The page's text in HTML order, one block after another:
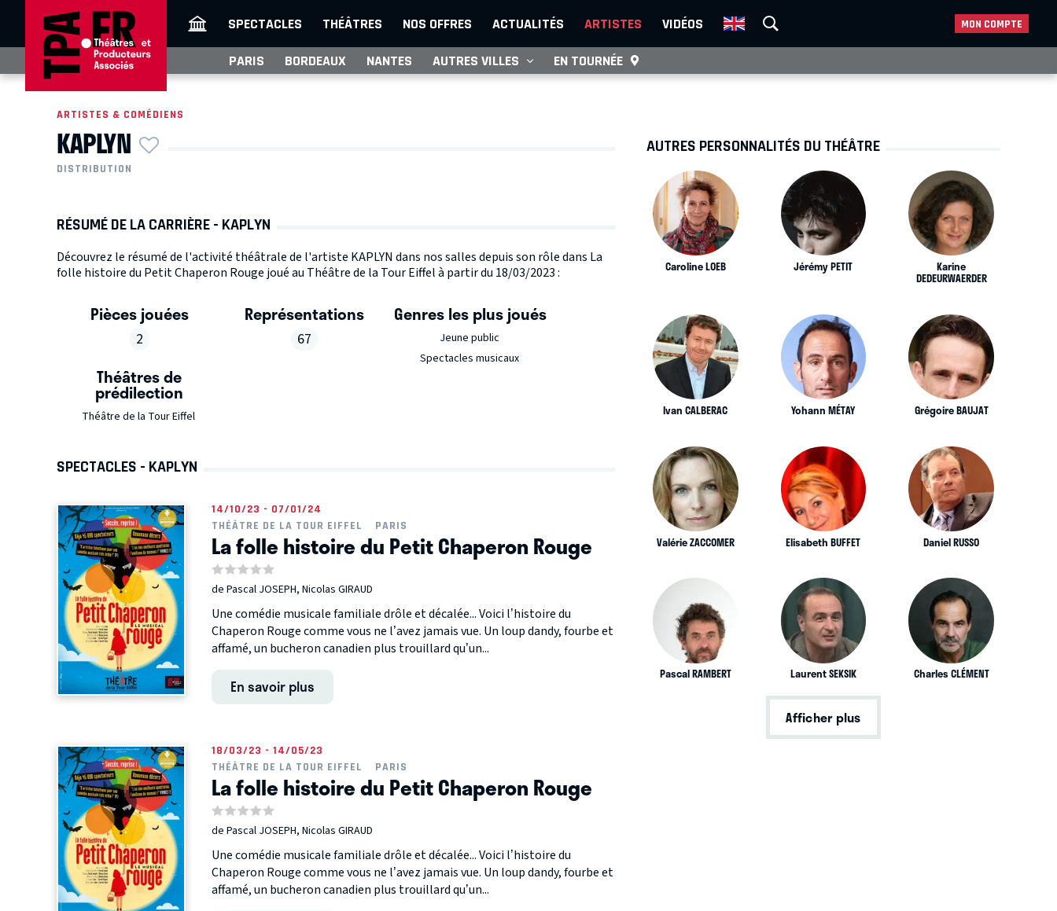
SPECTACLES THÉÂTRES NOS OFFRES ACTUALITÉS ARTISTES VIDÉOS MON COMPTE
PARIS BORDEAUX NANTES AUTRES VILLES EN TOURNÉE
ARTISTES & COMÉDIENS
KAPLYN
DISTRIBUTION
RÉSUMÉ DE LA CARRIÈRE - KAPLYN
Découvrez le résumé de l'activité théâtrale de l'artiste KAPLYN dans nos salles depuis son rôle dans La
folle histoire du Petit Chaperon Rouge joué au Théâtre de la Tour Eiffel à partir du 18/03/2023 :
Pièces jouées
2
Représentations
67
Genres les plus joués
Jeune public
Spectacles musicaux
Théâtres de
prédilection
Théâtre de la Tour Eiffel
SPECTACLES - KAPLYN
14/10/23 - 07/01/24
THÉÂTRE DE LA TOUR EIFFEL
PARIS
La folle histoire du Petit Chaperon Rouge
de Pascal JOSEPH, Nicolas GIRAUD
Une comédie musicale familiale drôle et décalée... Voici l’histoire du
Chaperon Rouge comme vous ne l’avez jamais vue. Un loup dandy, fourbe et
affamé, un bucheron canadien plus trouillard qu’un...
En savoir plus
18/03/23 - 14/05/23
THÉÂTRE DE LA TOUR EIFFEL
PARIS
La folle histoire du Petit Chaperon Rouge
de Pascal JOSEPH, Nicolas GIRAUD
Une comédie musicale familiale drôle et décalée... Voici l’histoire du
Chaperon Rouge comme vous ne l’avez jamais vue. Un loup dandy, fourbe et
affamé, un bucheron canadien plus trouillard qu’un...
AUTRES PERSONNALITÉS DU THÉÂTRE
Caroline LOEB Jérémy PETIT Karine
DEDEURWAERDER
Ivan CALBERAC Yohann MÉTAY Grégoire BAUJAT
Valérie ZACCOMER Elisabeth BUFFET Daniel RUSSO
Pascal RAMBERT Laurent SEKSIK Charles CLÉMENT
Afficher plus